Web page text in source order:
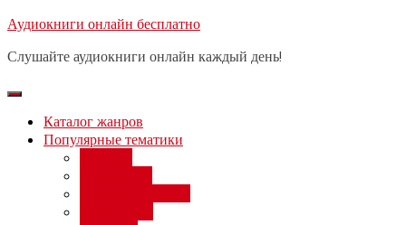
Перейти
содержимому
Аудиокниги онлайн бесплатно
Слушайте аудиокниги онлайн каждый день!
Каталог жанров
Популярные тематики
Бесплатный вебинар: заработок
день